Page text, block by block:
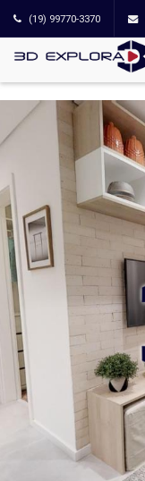
(19) 99770-3370